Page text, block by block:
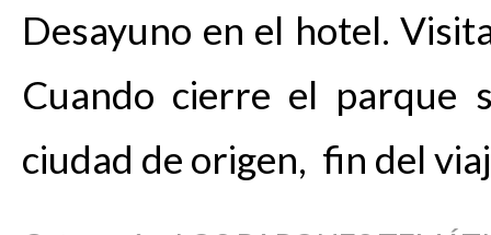
Desayuno en el hotel.
Cuando cierre el parque
ciudad de origen, fin del